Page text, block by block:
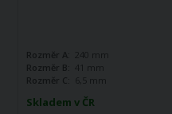
Skladem v ČR
Rozměr A:
240 mm
Rozměr B:
41 mm
Rozměr C: 6,5 mm